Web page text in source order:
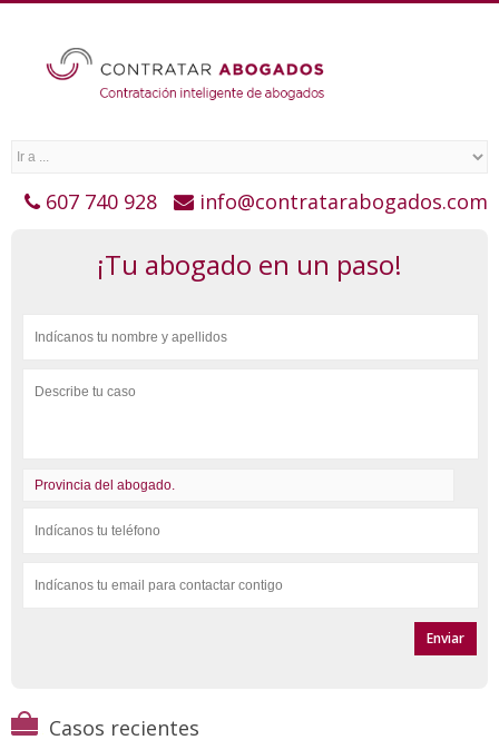
607 740 928 info@contratarabogados.com
¡Tu abogado en un paso!
Casos recientes